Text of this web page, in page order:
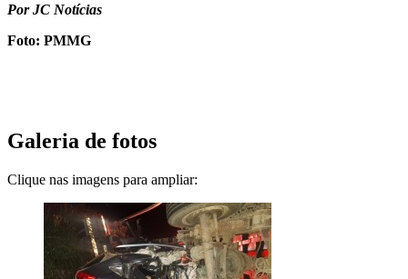
Por JC Notícias
Foto: PMMG
Galeria de fotos
Clique nas imagens para ampliar: